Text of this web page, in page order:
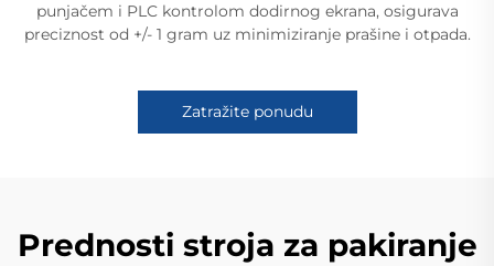
punjačem i PLC kontrolom dodirnog ekrana, osigurava
preciznost od +/- 1 gram uz minimiziranje prašine i otpada.
Zatražite ponudu
Prednosti stroja za pakiranje